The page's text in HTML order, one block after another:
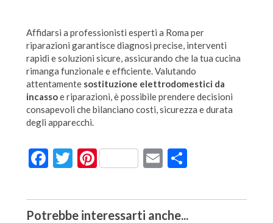
Affidarsi a professionisti esperti a Roma per
riparazioni garantisce diagnosi precise, interventi
rapidi e soluzioni sicure, assicurando che la tua cucina
rimanga funzionale e efficiente. Valutando
attentamente sostituzione elettrodomestici da
incassoe riparazioni, è possibile prendere decisioni
consapevoli che bilanciano costi, sicurezza e durata
degli apparecchi.
Facebook
Twitter
PinterestEmailCondividi
Potrebbe interessarti anche...